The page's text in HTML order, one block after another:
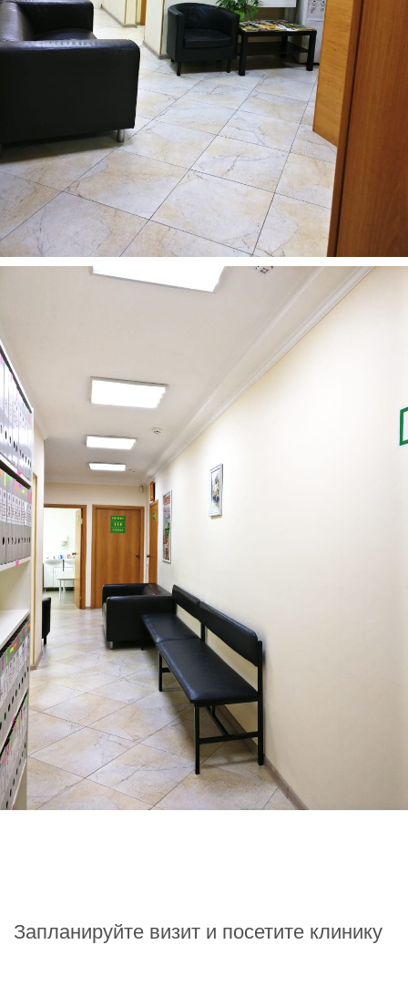
Запланируйте визит и посетите клинику